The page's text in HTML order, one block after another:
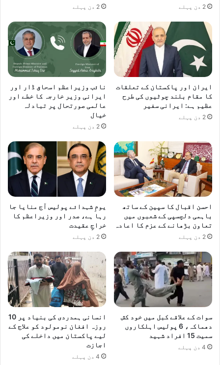
2 دن پہلے 2 دن پہلے
ایران اور پاکستان کے تعلقات
کا مقام بلند چوٹیوں کی طرح
عظیم ہے: ایرانی سفیر
2 دن پہلے
نائب وزیراعظم اسحاق ڈار اور
ایرانی وزیر خارجہ کا خطے اور
عالمی صورتحال پر تبادلہ
خیال
2 دن پہلے
احسن اقبال کا سپین کے ساتھ
باہمی دلچسپی کے شعبوں میں
تعاون بڑھانے کے عزم کا اعادہ
2 دن پہلے
یومِ شہدائے پولیس آج منایا جا
رہا ہے، صدر اور وزیراعظم کا
خراجِ عقیدت
2 دن پہلے
سوات کے علاقے کبل میں خود کش
دھماکہ، 6 پولیس اہلکاروں
سمیت 15 افراد شہید
4 دن پہلے
انسانی ہمدردی کی بنیاد پر 10
روزہ افغان نومولود کو علاج کے
لیے پاکستان میں داخلے کی
اجازت
4 دن پہلے